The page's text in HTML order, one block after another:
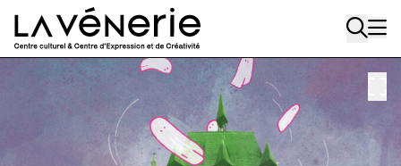
Aller au contenu principal